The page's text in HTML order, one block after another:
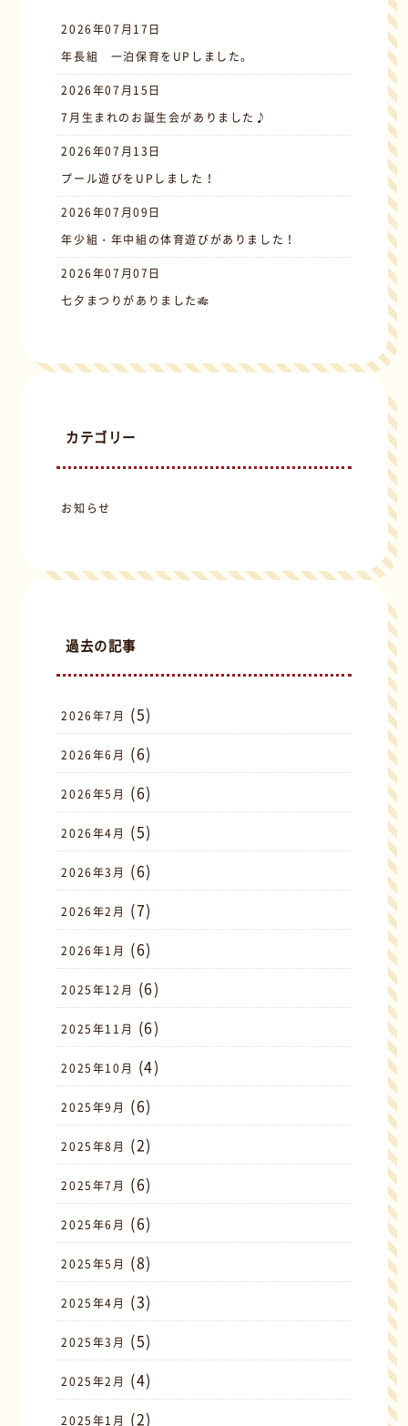
2026年07月17日
年長組 一泊保育をUPしました。
2026年07月15日
7月生まれのお誕生会がありました♪
2026年07月13日
プール遊びをUPしました！
2026年07月09日
年少組・年中組の体育遊びがありました！
2026年07月07日
七夕まつりがありました🎋
カテゴリー
お知らせ
過去の記事
2026年7月 (5)
2026年6月 (6)
2026年5月 (6)
2026年4月 (5)
2026年3月 (6)
2026年2月 (7)
2026年1月 (6)
2025年12月 (6)
2025年11月 (6)
2025年10月 (4)
2025年9月 (6)
2025年8月 (2)
2025年7月 (6)
2025年6月 (6)
2025年5月 (8)
2025年4月 (3)
2025年3月 (5)
2025年2月 (4)
2025年1月 (2)